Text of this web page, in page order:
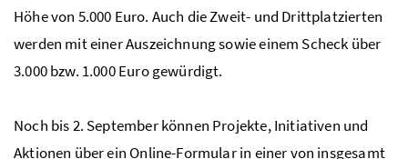
Höhe von 5.000 Euro. Auch die Zweit- und Drittplatzierten
werden mit einer Auszeichnung sowie einem Scheck über
3.000 bzw. 1.000 Euro gewürdigt.
Noch bis 2. September können Projekte, Initiativen und
Aktionen über ein Online-Formular in einer von insgesamt